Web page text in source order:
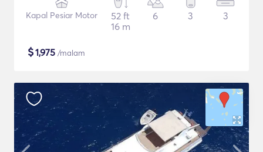
Kapal Pesiar Motor
52 ft
16 m
6 3 3
$1,975 /malam